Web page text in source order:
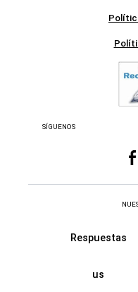
SÍGUENOS
Respuestas
us